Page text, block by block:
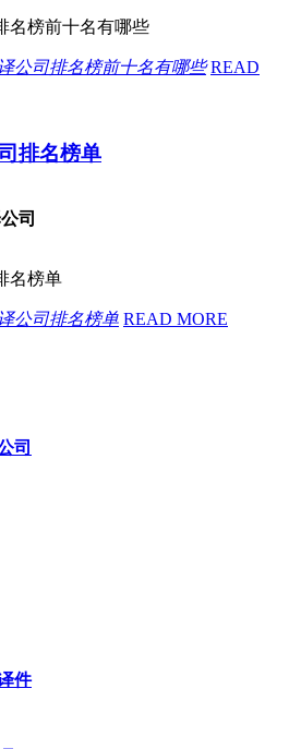
名榜前十名有哪些
公司排名榜前十名有哪些 READ
排名榜单
司
名榜单
公司排名榜单 READ MORE
司
件